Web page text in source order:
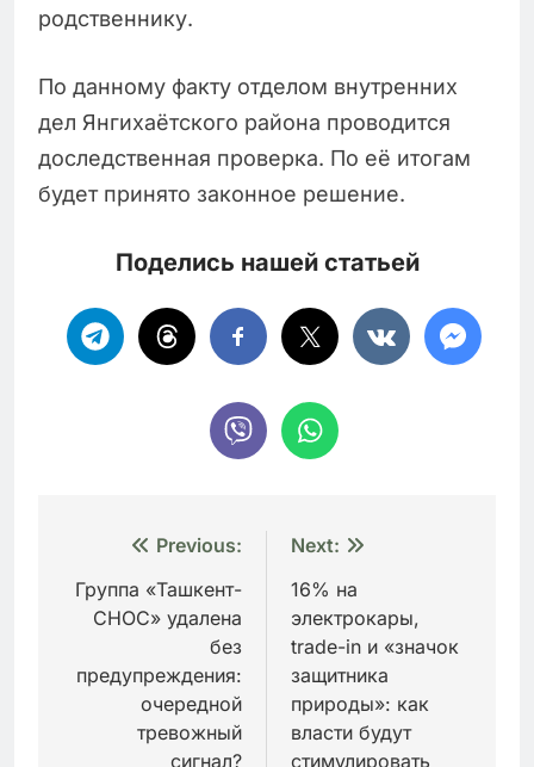
родственнику.
По данному факту отделом внутренних
дел Янгихаётского района проводится
доследственная проверка. По её итогам
будет принято законное решение.
Поделись нашей статьей
Навигация
по
записям
Previous:
Группа «Ташкент-
СНОС» удалена
без
предупреждения:
очередной
тревожный
сигнал?
Next:
16% на
электрокары,
trade-in и «значок
защитника
природы»: как
власти будут
стимулировать